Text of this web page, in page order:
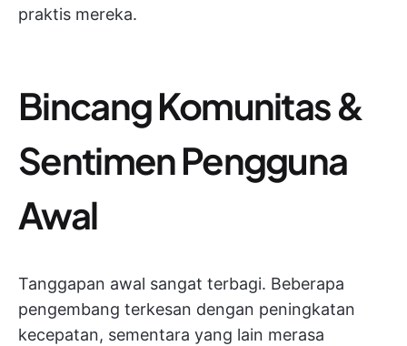
praktis mereka.
Bincang Komunitas &
Sentimen Pengguna
Awal
Tanggapan awal sangat terbagi. Beberapa
pengembang terkesan dengan peningkatan
kecepatan, sementara yang lain merasa